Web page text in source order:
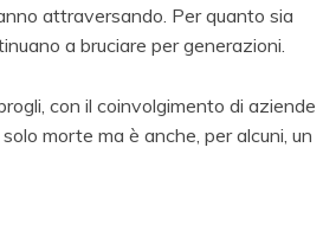
attraversando. Per quanto sia
a bruciare per generazioni.
con il coinvolgimento di aziende
morte ma è anche, per alcuni, un